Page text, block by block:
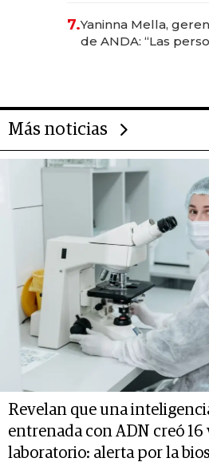
7.Yaninna Mella,
de ANDA: “Las
Más noticias
Revelan que una
entrenada con ADN creó
laboratorio: alerta por la